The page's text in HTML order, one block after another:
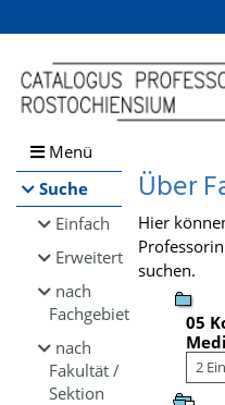
Browsen
direkt zum Inhalt
Menü
Suche
Einfach
Erweitert
nach
Fachgebiet
nach
Fakultät /
Sektion
Über
Hier
suchen.
05
2